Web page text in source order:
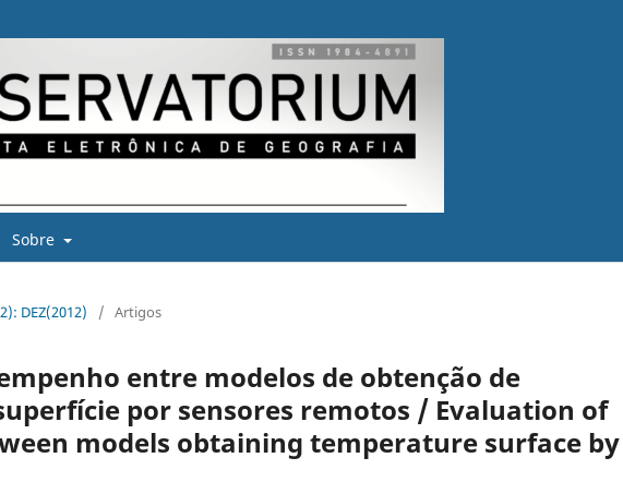
Sobre
DEZ(2012) / Artigos
entre modelos de obtenção de
por sensores remotos / Evaluation of
models obtaining temperature surface by